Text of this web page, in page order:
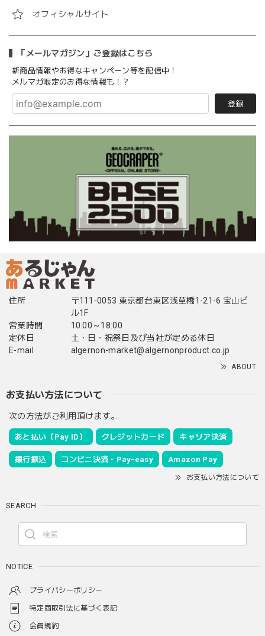
オフィシャルサイト
「メールマガジン」ご登録はこちら
新商品情報やお得なキャンペーン等を配信中！
メルマガ限定のお得な情報も！？
登録
住所
〒111-0053 東京都台東区浅草橋1-21-6 宝山ビ
ル1F
営業時間
10:00～18:00
定休日
土・日・祝祭日及び当社が定める休日
E-mail
algernon-market@algernonproduct.co.jp
ABOUT
お支払い方法について
次の方法がご利用頂けます。
あと払い（Pay ID） クレジットカード キャリア決済
銀行振込 コンビニ決済・Pay-easy Amazon Pay
お支払い方法について
SEARCH
NOTICE
プライバシーポリシー
特定商取引法に基づく表記
会員規約